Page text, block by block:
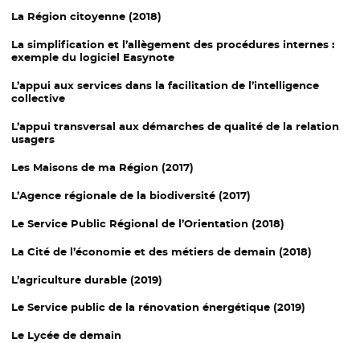
La Région citoyenne (2018)
La simplification et l’allègement des procédures internes :
exemple du logiciel Easynote
L’appui aux services dans la facilitation de l’intelligence
collective
L’appui transversal aux démarches de qualité de la relation
usagers
Les Maisons de ma Région (2017)
L’Agence régionale de la biodiversité (2017)
Le Service Public Régional de l’Orientation (2018)
La Cité de l’économie et des métiers de demain (2018)
L’agriculture durable (2019)
Le Service public de la rénovation énergétique (2019)
Le Lycée de demain